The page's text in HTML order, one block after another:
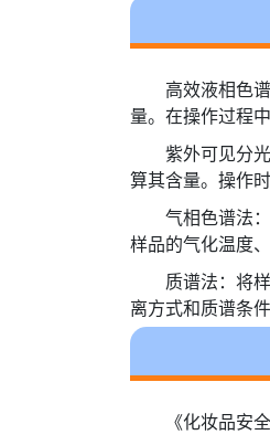
高效液相色
量。在操作过程
紫外可见分
算其含量。操作
气相色谱法
样品的气化温度
质谱法：将
离方式和质谱条
《化妆品安